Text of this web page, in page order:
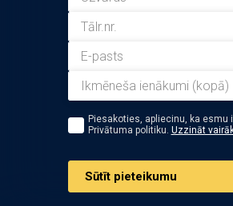
Piesakoties, apliecinu, ka esmu
Privātuma politiku. Uzzināt
Sūtīt pieteikumu